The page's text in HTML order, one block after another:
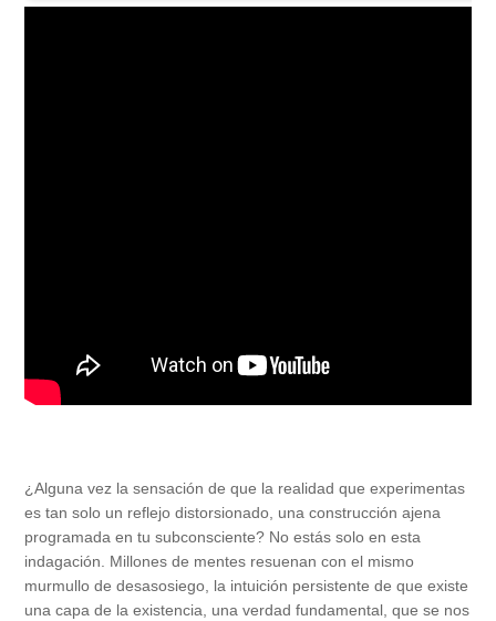
¿Alguna vez la sensación de que la realidad que experimentas
es tan solo un reflejo distorsionado, una construcción ajena
programada en tu subconsciente? No estás solo en esta
indagación. Millones de mentes resuenan con el mismo
murmullo de desasosiego, la intuición persistente de que existe
una capa de la existencia, una verdad fundamental, que se nos